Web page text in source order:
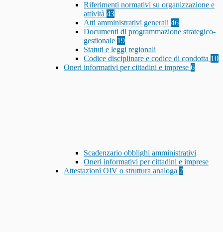
Riferimenti normativi su organizzazione e
attività 43
Atti amministrativi generali 46
Documenti di programmazione strategico-
gestionale 19
Statuti e leggi regionali
Codice disciplinare e codice di condotta 10
Oneri informativi per cittadini e imprese 6
Scadenzario obblighi amministrativi
Oneri informativi per cittadini e imprese
Attestazioni OIV o struttura analoga 2